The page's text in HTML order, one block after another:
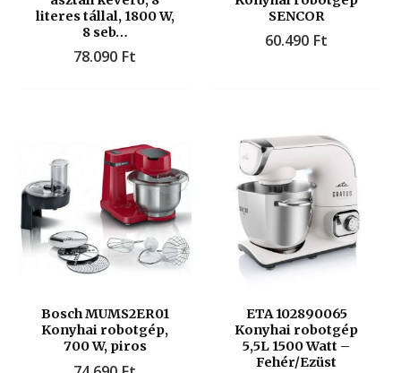
literes tállal, 1800 W,
8 seb…
78.090 Ft
SENCOR
60.490 Ft
Bosch MUMS2ER01
Konyhai robotgép,
700 W, piros
ETA 102890065
Konyhai robotgép
5,5L 1500 Watt –
Fehér/Ezüst